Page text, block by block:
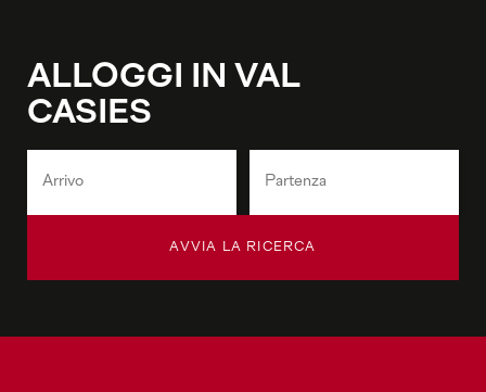
ALLOGGI IN VAL
CASIES
AVVIA LA RICERCA